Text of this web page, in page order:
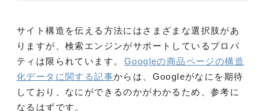
サイト構造を伝える方法にはさまざまな選択肢があ
りますが、検索エンジンがサポートしているプロパ
ティは限られています。 Googleの商品ページの構造
化データに関する記事からは、Googleがなにを期待
しており、なにができるのかがわかるため、参考に
なるはずです。